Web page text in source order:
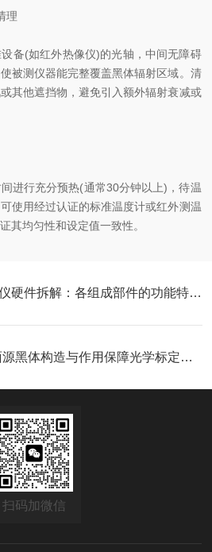
理
(如红外热像仪)的光轴，中间无障碍
被测仪器能完整覆盖黑体辐射区域。清
其他遮挡物，避免引入额外辐射衰减或
行充分预热(通常30分钟以上)，待温
使用经过认证的标准温度计或红外测温
其均匀性和设定值一致性。
impac测温仪硬件拆解：各组成部件的功能特点与性能指标
熟悉差分面源黑体构造与作用保障光学标定工作有序开展
扫码加微信